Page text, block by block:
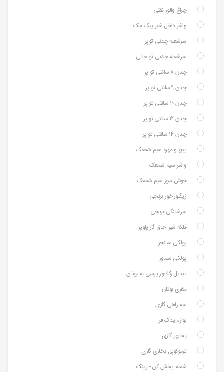
چراغ والور نفتی
واشر داخل شیر پیک نیک
سرشعله چدنی توپر
سرشعله چدنی تو خالی
چدن 8 سانتی تو پر
چدن 9 سانتی تو پر
چدن 10 سانتی تو پر
چدن 12 سانتی تو پر
چدن 14 سانتی تو پر
پیچ و مهره سیم شمعک
واشر سیم شمعک
خوش سوز سیم شمعک
ژیگلور خور برنجی
سرشلنگی برنجی
فلکه شیر اجاق گاز پلوپز
پولکی سینجر
پولکی سماور
تبدیل رگلاتور پرسی به بوتان
مغزی بوتان
سه راهی گازی
لوازم یدک فر
بخاری گازی
ترموکوپل بخاری گازی
شعله پخش کن - رینگ